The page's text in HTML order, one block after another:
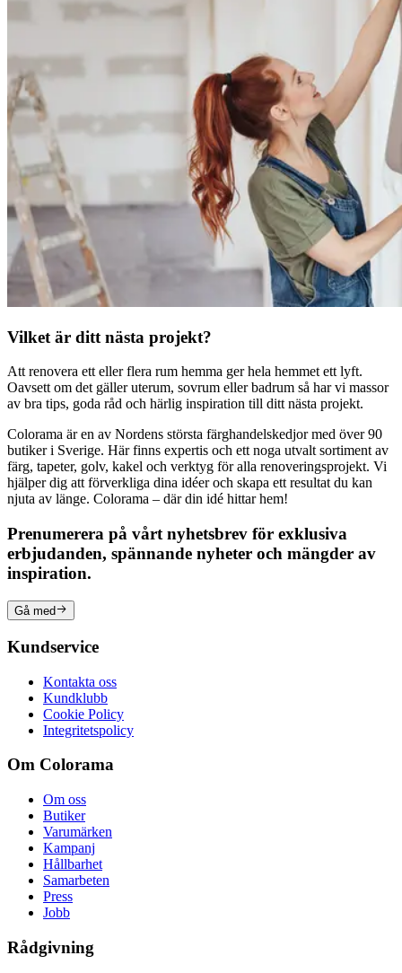
Vilket är ditt nästa projekt?
Att renovera ett eller flera rum hemma ger hela hemmet ett lyft.
Oavsett om det gäller uterum, sovrum eller badrum så har vi massor
av bra tips, goda råd och härlig inspiration till ditt nästa projekt.
Colorama är en av Nordens största färghandelskedjor med över 90
butiker i Sverige. Här finns expertis och ett noga utvalt sortiment av
färg, tapeter, golv, kakel och verktyg för alla renoveringsprojekt. Vi
hjälper dig att förverkliga dina idéer och skapa ett resultat du kan
njuta av länge. Colorama – där din idé hittar hem!
Prenumerera på vårt nyhetsbrev för exklusiva
erbjudanden, spännande nyheter och mängder av
inspiration.
Gå med
Kundservice
Kontakta oss
Kundklubb
Cookie Policy
Integritetspolicy
Om Colorama
Om oss
Butiker
Varumärken
Kampanj
Hållbarhet
Samarbeten
Press
Jobb
Rådgivning